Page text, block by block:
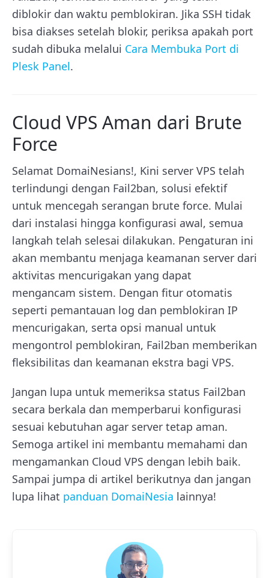
diblokir dan waktu pemblokiran. Jika SSH tidak
bisa diakses setelah blokir, periksa apakah port
sudah dibuka melalui Cara Membuka Port di
Plesk Panel.
Cloud VPS Aman dari Brute
Force
Selamat DomaiNesians!, Kini server VPS telah
terlindungi dengan Fail2ban, solusi efektif
untuk mencegah serangan brute force. Mulai
dari instalasi hingga konfigurasi awal, semua
langkah telah selesai dilakukan. Pengaturan ini
akan membantu menjaga keamanan server dari
aktivitas mencurigakan yang dapat
mengancam sistem. Dengan fitur otomatis
seperti pemantauan log dan pemblokiran IP
mencurigakan, serta opsi manual untuk
mengontrol pemblokiran, Fail2ban memberikan
fleksibilitas dan keamanan ekstra bagi VPS.
Jangan lupa untuk memeriksa status Fail2ban
secara berkala dan memperbarui konfigurasi
sesuai kebutuhan agar server tetap aman.
Semoga artikel ini membantu memahami dan
mengamankan Cloud VPS dengan lebih baik.
Sampai jumpa di artikel berikutnya dan jangan
lupa lihat panduan DomaiNesia lainnya!